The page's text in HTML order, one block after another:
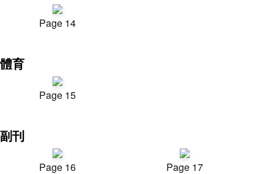
Page 14
體育
Page 15
副刊
Page 16 Page 17